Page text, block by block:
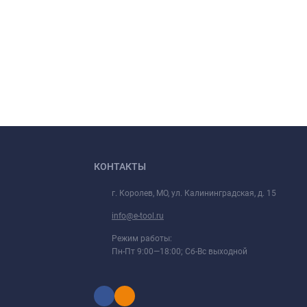
КОНТАКТЫ
г. Королев, МО, ул. Калининградская, д. 15
info@e-tool.ru
Режим работы:
Пн-Пт 9:00—18:00; Сб-Вс выходной